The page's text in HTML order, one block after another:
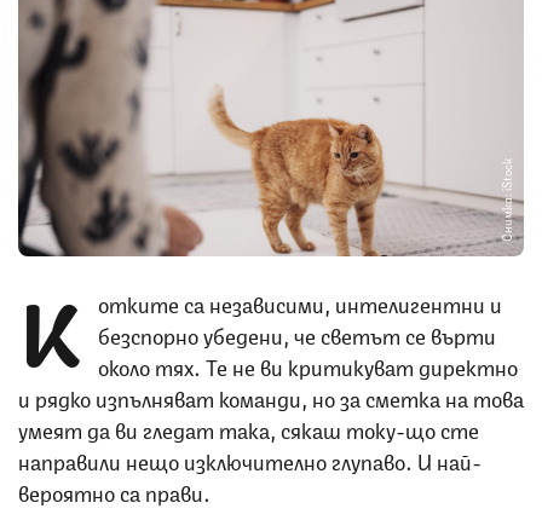
Снимка: iStock
К отките са независими, интелигентни и
безспорно убедени, че светът се върти
около тях. Те не ви критикуват директно
и рядко изпълняват команди, но за сметка на това
умеят да ви гледат така, сякаш току-що сте
направили нещо изключително глупаво. И най-
вероятно са прави.